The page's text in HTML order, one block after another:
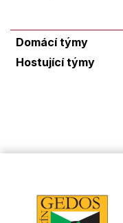
Domácí týmy
Hostující týmy